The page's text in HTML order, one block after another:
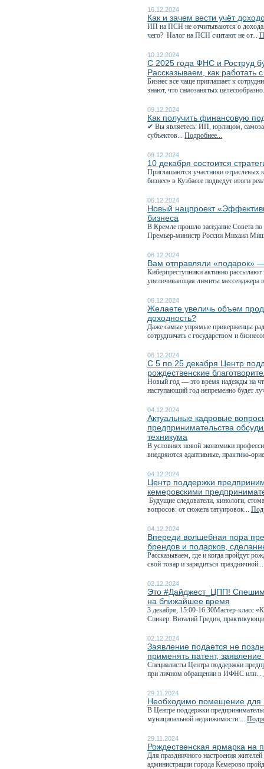
16.12.2024
Как и зачем вести учёт
ИП на ПСН не отчитываются о
чего? Налог на ПСН считают не от...
10.12.2024
С 2025 года ФНС и Роструд
Рассказываем, как работать
Бизнес все чаще приглашает к
знают, что самозанятых
09.12.2024
Как получить финансовую
✔ Вы являетесь: ИП, юрлицом,
субъектов... Подробнее...
09.12.2024
10 декабря состоится
Приглашаются участники отраслевых
бизнес» в Кузбассе подведут итоги
06.12.2024
Новый нацпроект
бизнеса
В Кремле прошло заседание Совета
Премьер-министр России Михаил
06.12.2024
Вам отправляли
Киберпреступники активно
увеличивающая лимиты мессенджера
06.12.2024
Желаете увеличь объем
доходность?
Даже самые упрямые приверженцы
сотрудничать с государством и
06.12.2024
С 5 по 25 декабря Центр
рождественские
Новый год — это время надежды на
наступающий год непременно будет
04.12.2024
Актуальные кадровые
предпринимательства
техникума
В условиях новой экономики
внедряются адаптивные, практико-
04.12.2024
Центр поддержки
кемеровскими
Будущие следователи, кинологи,
вопросов: от сюжета татуировок...
04.12.2024
Впереди волшебная пора
брендов и подарков,
Рассказываем, где и когда пройдут
свой товар и зарядиться
02.12.2024
Это #Дайджест_ЦПП! Спешим
на ближайшее время
3 декабря, 15:00-16:30Мастер-класс
Спикер: Виталий Гредин,
02.12.2024
Заявление подается не
применять патент,
Специалисты Центра поддержки
при личном обращении в ИФНС или...
29.11.2024
Необходимо помещение для
В Центре поддержки
муниципальной недвижимости....
29.11.2024
Рождественская ярмарка на
Для праздничного настроения
администрации города Кемерово